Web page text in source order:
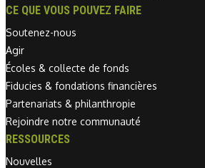
CE QUE VOUS POUVEZ FAIRE
Soutenez-nous
Agir
Écoles & collecte de fonds
Fiducies & fondations financières
Partenariats & philanthropie
Rejoindre notre communauté
RESSOURCES
Nouvelles